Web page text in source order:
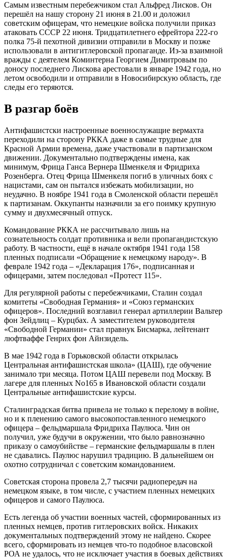
Самым известным перебежчиком стал Альфред Лисков. Он
перешёл на нашу сторону 21 июня в 21.00 и доложил
советским офицерам, что немецкие войска получили приказ
атаковать СССР 22 июня. Тридцатилетнего ефрейтора 222-го
полка 75-й пехотной дивизии отправили в Москву и позже
использовали в антигитлеровской пропаганде. Из-за взаимной
вражды с деятелем Коминтерна Георгием Димитровым по
доносу последнего Лискова арестовали в январе 1942 года, но
летом освободили и отправили в Новосибирскую область, где
следы его теряются.
В разгар боёв
Антифашистски настроенные военнослужащие вермахта
переходили на сторону РККА даже в самые трудные для
Красной Армии времена, даже участвовали в партизанском
движении. Документально подтверждены имена, как
минимум, Фрица Ганса Вернера Шменкеля и Фридриха
Розенберга. Отец Фрица Шменкеля погиб в уличных боях с
нацистами, сам он пытался избежать мобилизации, но
неудачно. В ноябре 1941 года в Смоленской области перешёл
к партизанам. Оккупанты назначили за его поимку крупную
сумму и двухмесячный отпуск.
Командование РККА не рассчитывало лишь на
сознательность солдат противника и вели пропагандистскую
работу. В частности, ещё в начале октября 1941 года 158
пленных подписали «Обращение к немецкому народу». В
феврале 1942 года – «Декларация 176», подписанная и
офицерами, затем последовал «Протест 115».
Для регулярной работы с перебежчиками, Сталин создал
комитеты «Свободная Германия» и «Союз германских
офицеров». Последний возглавил генерал артиллерии Вальтер
фон Зейдлиц – Курцбах. А заместителем руководителя
«Свободной Германии» стал правнук Бисмарка, лейтенант
люфтваффе Генрих фон Айнзидель.
В мае 1942 года в Горьковской области открылась
Центральная антифашистская школа» (ЦАШ), где обучение
занимало три месяца. Потом ЦАШ перевели под Москву. В
лагере для пленных No165 в Ивановской области создали
Центральные антифашистские курсы.
Сталинградская битва привела не только к перелому в войне,
но и к пленению самого высокопоставленного немецкого
офицера – фельдмаршала Фридриха Паулюса. Чин он
получил, уже будучи в окружении, что было равнозначно
приказу о самоубийстве – германские фельдмаршалы в плен
не сдавались. Паулюс нарушил традицию. В дальнейшем он
охотно сотрудничал с советским командованием.
Советская сторона провела 2,7 тысячи радиопередач на
немецком языке, в том числе, с участием пленных немецких
офицеров и самого Паулюса.
Есть легенда об участии военных частей, сформированных из
пленных немцев, против гитлеровских войск. Никаких
документальных подтверждений этому не найдено. Скорее
всего, сформировать из немцев что-то подобное власовской
РОА не удалось, что не исключает участия в боевых действиях